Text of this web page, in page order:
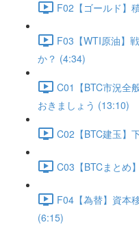
F02【ゴールド】
F03【WTI原油】
か？ (4:34)
C01【BTC市況全
おきましょう (13:10)
C02【BTC建玉】
C03【BTCまとめ
F04【為替】資本
(6:15)